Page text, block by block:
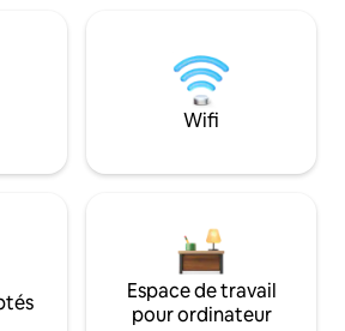
Wifi
Espace de travail
pour ordinateur